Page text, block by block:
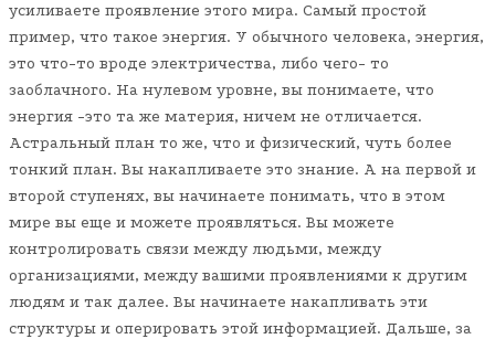
усиливаете проявление этого мира. Самый простой
пример, что такое энергия. У обычного человека, энергия,
это что-то вроде электричества, либо чего- то
заоблачного. На нулевом уровне, вы понимаете, что
энергия -это та же материя, ничем не отличается.
Астральный план то же, что и физический, чуть более
тонкий план. Вы накапливаете это знание. А на первой и
второй ступенях, вы начинаете понимать, что в этом
мире вы еще и можете проявляться. Вы можете
контролировать связи между людьми, между
организациями, между вашими проявлениями к другим
людям и так далее. Вы начинаете накапливать эти
структуры и оперировать этой информацией. Дальше, за